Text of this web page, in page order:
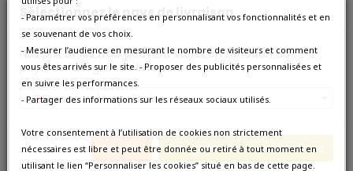
Sélectionnez le pays de livraison
Nos prix et les frais peuvent varier en fonction du
pays/de la région de livraison.
France métropolitaine
Annuler Enregistrer les modifications
Maison Cazes Rivesaltes
Rouge 1954
- Paramétrer vos préférences en personnalisant vos fonctionnalités et en
se souvenant de vos choix.
- Mesurer l’audience en mesurant le nombre de visiteurs et comment
vous êtes arrivés sur le site. - Proposer des publicités personnalisées et
en suivre les performances.
- Partager des informations sur les réseaux sociaux utilisés.
Votre consentement à l’utilisation de cookies non strictement
nécessaires est libre et peut être donnée ou retiré à tout moment en
utilisant le lien “Personnaliser les cookies” situé en bas de cette page.